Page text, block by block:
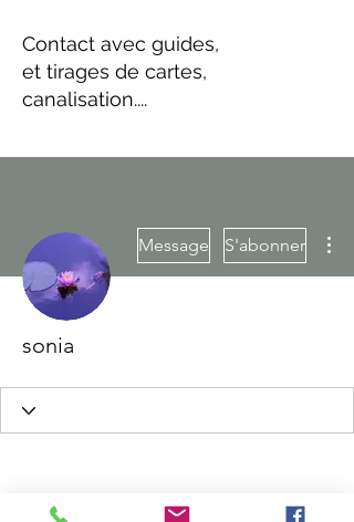
Contact avec guides,
et tirages de cartes,
canalisation....
Message S'abonner
sonia